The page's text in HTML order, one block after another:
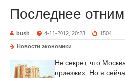
Последнее
bush 4-11-2012, 20:23 1504
Новости экономики
Не секрет, что
приезжих. Но я